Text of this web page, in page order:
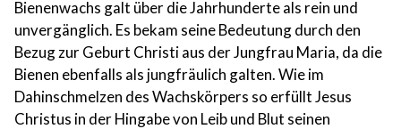
Bienenwachs galt über die Jahrhunderte als rein und
unvergänglich. Es bekam seine Bedeutung durch den
Bezug zur Geburt Christi aus der Jungfrau Maria, da die
Bienen ebenfalls als jungfräulich galten. Wie im
Dahinschmelzen des Wachskörpers so erfüllt Jesus
Christus in der Hingabe von Leib und Blut seinen